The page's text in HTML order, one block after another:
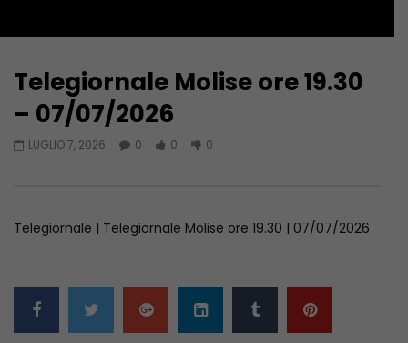
42:17
Telegiornale Molise ore 19.30 –
06/08/2026
Telegiornale Molise ore 19.30
– 07/07/2026
LUGLIO 7, 2026 0 0 0
Telegiornale | Telegiornale Molise ore 19.30 | 07/07/2026